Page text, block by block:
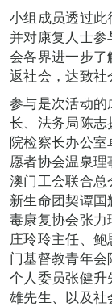
小组成员透过此
并对康复人士
会各界进一步
返社会，达致社
参与是次活动
长、法务局陈
院检察长办公
愿者协会温泉理
澳门工会联合
新生命团契谭
毒康复协会张
庄玲玲主任、
门基督教青年会
个人委员张健
雄先生、以及社